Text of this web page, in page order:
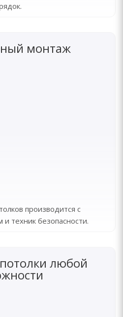
монтаж
производится с
техник безопасности.
любой